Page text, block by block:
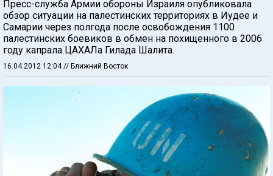
Пресс-служба Армии обороны Израиля опубликовала
обзор ситуации на палестинских территориях в Иудее и
Самарии через полгода после освобождения 1100
палестинских боевиков в обмен на похищенного в 2006
году капрала ЦАХАЛа Гилада Шалита.
16.04.2012 12:04// Ближний Восток